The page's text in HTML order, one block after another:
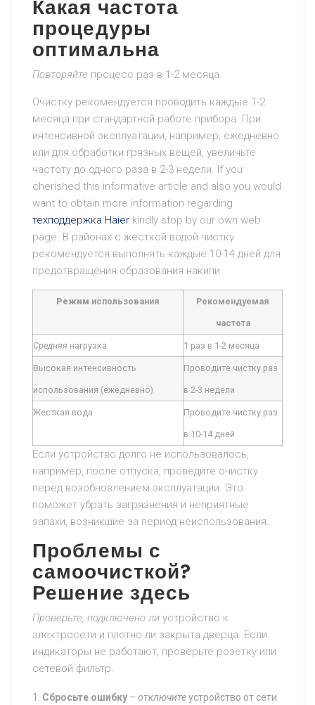
Какая частота
процедуры
оптимальна
Повторяйте процесс раз в 1-2 месяца.
Очистку рекомендуется проводить каждые 1-2
месяца при стандартной работе прибора. При
интенсивной эксплуатации, например, ежедневно
или для обработки грязных вещей, увеличьте
частоту до одного раза в 2-3 недели. If you
cherished this informative article and also you would
want to obtain more information regarding
техподдержка Haier kindly stop by our own web
page. В районах с жесткой водой чистку
рекомендуется выполнять каждые 10-14 дней для
предотвращения образования накипи.
Режим использования Рекомендуемая
частота
Средняя нагрузка 1 раз в 1-2 месяца
Высокая интенсивность
использования (ежедневно)
Проводите чистку раз
в 2-3 недели
Жесткая вода Проводите чистку раз
в 10-14 дней
Если устройство долго не использовалось,
например, после отпуска, проведите очистку
перед возобновлением эксплуатации. Это
поможет убрать загрязнения и неприятные
запахи, возникшие за период неиспользования.
Проблемы с
самоочисткой?
Решение здесь
Проверьте, подключено ли устройство к
электросети и плотно ли закрыта дверца. Если
индикаторы не работают, проверьте розетку или
сетевой фильтр.
Сбросьте ошибку – отключитеустройство от сети